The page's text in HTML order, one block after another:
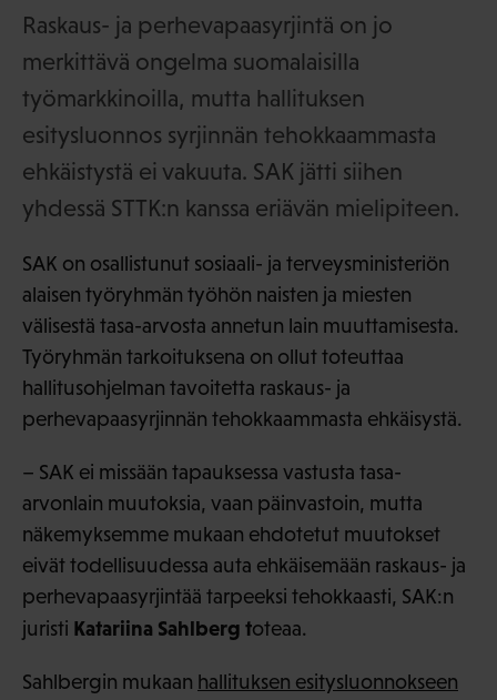
Raskaus- ja perhevapaasyrjintä on jo
merkittävä ongelma suomalaisilla
työmarkkinoilla, mutta hallituksen
esitysluonnos syrjinnän tehokkaammasta
ehkäistystä ei vakuuta. SAK jätti siihen
yhdessä STTK:n kanssa eriävän mielipiteen.
SAK on osallistunut sosiaali- ja terveysministeriön
alaisen työryhmän työhön naisten ja miesten
välisestä tasa-arvosta annetun lain muuttamisesta.
Työryhmän tarkoituksena on ollut toteuttaa
hallitusohjelman tavoitetta raskaus- ja
perhevapaasyrjinnän tehokkaammasta ehkäisystä.
– SAK ei missään tapauksessa vastusta tasa-
arvonlain muutoksia, vaan päinvastoin, mutta
näkemyksemme mukaan ehdotetut muutokset
eivät todellisuudessa auta ehkäisemään raskaus- ja
perhevapaasyrjintää tarpeeksi tehokkaasti, SAK:n
juristi Katariina Sahlberg toteaa.
Sahlbergin mukaan hallituksen esitysluonnokseen